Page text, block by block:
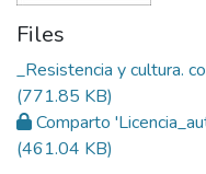
Files
_Resistencia y cultura.
(771.85 KB)
Comparto
(461.04 KB)